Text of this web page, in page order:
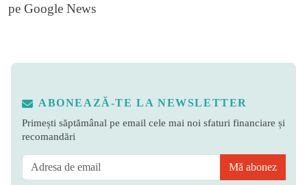
pe Google News
ABONEAZĂ-TE LA NEWSLETTER
Primești săptămânal pe email cele mai noi sfaturi financiare și
recomandări
Mă abonez